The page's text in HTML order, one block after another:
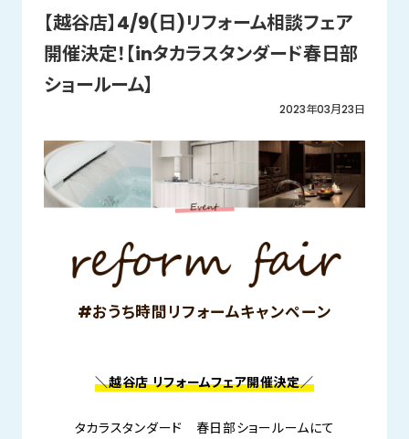
【越谷店】4/9(日)リフォーム相談フェア
開催決定！【inタカラスタンダード春日部
ショールーム】
2023年03月23日
#おうち時間リフォームキャンペーン
＼越谷店 リフォームフェア開催決定／
タカラスタンダード 春日部ショールームにて